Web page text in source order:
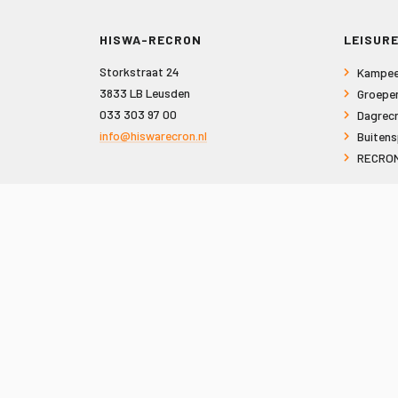
HISWA-RECRON
Storkstraat 24
3833 LB Leusden
033 303 97 00
info@hiswarecron.nl